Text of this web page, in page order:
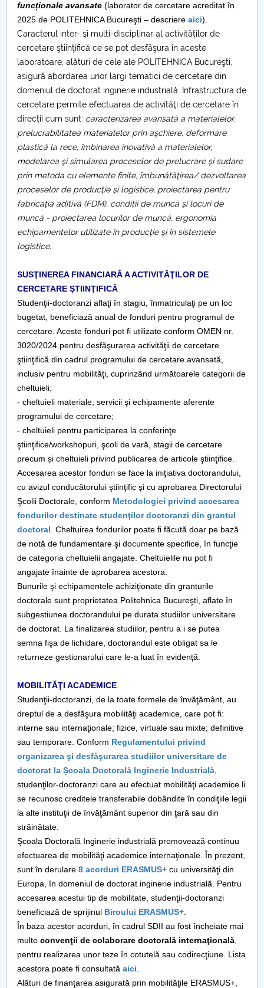
Proiect SU-ETIC
Protecția datelor personale
UNIVERSITATE pentru comunitate
IOSUD/CSUD-Doctorate
Comisie de etica unversitară
Evenimente CUP
Accesibilitate pentru studenții cu dizabilități
Raportul Conducerii Centrului Universitar Pitești
privind implementarea Planului Operațional 2020-
2024
Parteneri CUP
Centrul de Consiliere și Orientare în Carieră
Chestionar angajabilitate ALUMNI – UPB
CAR2026
MENIU CANTINA
Admitere doctorat II
Studii doctorale II
Infrastructura-Mobilitati-Parteneriate
Echitate-Diversitate-Incluziune
Anunturi teze
Linkuri utile
funcționale avansate (laborator de cercetare acreditat în
2025 de POLITEHNICA Bucureşti – descriereaici).
Caracterul inter- şi multi-disciplinar al activităţilor de
cercetare ştiinţifică ce se pot desfăşura în aceste
laboratoare, alături de cele ale POLITEHNICA Bucureşti,
asigură abordarea unor largi tematici de cercetare din
domeniul de doctorat inginerie industrială. Infrastructura de
cercetare permite efectuarea de activităţi de cercetare în
direcţii cum sunt: caracterizarea avansată a materialelor,
prelucrabilitatea materialelor prin aşchiere, deformare
plastică la rece, îmbinarea inovativă a materialelor,
modelarea şi simularea proceselor de prelucrare şi sudare
prin metoda cu elemente finite, îmbunătăţirea/ dezvoltarea
proceselor de producţie şi logistice, proiectarea pentru
fabricația aditivă (FDM), condiții de muncă și locuri de
muncă - proiectarea locurilor de muncă, ergonomia
echipamentelor utilizate în producţie şi în sistemele
logistice.
SUSŢINEREA FINANCIARĂ A ACTIVITĂŢILOR DE
CERCETARE ŞTIINŢIFICĂ
Studenţii-doctoranzi aflaţi în stagiu, înmatriculaţi pe un loc
bugetat, beneficiază anual de fonduri pentru programul de
cercetare. Aceste fonduri pot fi utilizate conform OMEN nr.
3020/2024 pentru desfăşurarea activităţii de cercetare
ştiinţifică din cadrul programului de cercetare avansată,
inclusiv pentru mobilităţi, cuprinzând următoarele categorii de
cheltuieli:
- cheltuieli materiale, servicii şi echipamente aferente
programului de cercetare;
- cheltuieli pentru participarea la conferinţe
ştiinţifice/workshopuri, şcoli de vară, stagii de cercetare
precum și cheltuieli privind publicarea de articole ştiinţifice.
Accesarea acestor fonduri se face la iniţiativa doctorandului,
cu avizul conducătorului ştiinţific şi cu aprobarea Directorului
Şcolii Doctorale, conform Metodologiei privind accesarea
fondurilor destinate studenţilor doctoranzi din grantul
doctoral . Cheltuirea fondurilor poate fi făcută doar pe bază
de notă de fundamentare şi documente specifice, în funcţie
de categoria cheltuielii angajate. Cheltuielile nu pot fi
angajate înainte de aprobarea acestora.
Bunurile şi echipamentele achiziţionate din granturile
doctorale sunt proprietatea Politehnica Bucureşti, aflate în
subgestiunea doctorandului pe durata studiilor universitare
de doctorat. La finalizarea studiilor, pentru a i se putea
semna fişa de lichidare, doctorandul este obligat sa le
returneze gestionarului care le-a luat în evidenţă.
MOBILITĂŢI ACADEMICE
Studenţii-doctoranzi, de la toate formele de învăţământ, au
dreptul de a desfăşura mobilităţi academice, care pot fi:
interne sau internaţionale; fizice, virtuale sau mixte; definitive
sau temporare. Conform Regulamentului privind
organizarea şi desfăşurarea studiilor universitare de
doctorat la Școala Doctorală Inginerie Industrială
studenţilor-doctoranzi care au efectuat mobilităţi academice li
se recunosc creditele transferabile dobândite în condiţiile legii
la alte instituţii de învăţământ superior din ţară sau din
străinătate.
Şcoala Doctorală Inginerie industrială promovează continuu
efectuarea de mobilităţi academice internaţionale. În prezent,
sunt în derulare8 acorduri ERASMUS+cu universităţi din
Europa, în domeniul de doctorat inginerie industrială. Pentru
accesarea acestui tip de mobilitate, studenţii-doctoranzi
beneficiază de sprijinul Biroului ERASMUS+
În baza acestor acorduri, în cadrul SDII au fost încheiate mai
multeconvenţii de colaborare doctorală internaţională
pentru realizarea unor teze în cotutelă sau codirecţiune. Lista
acestora poate fi consultatăaici
Alături de finanţarea asigurată prin mobilităţile ERASMUS+,